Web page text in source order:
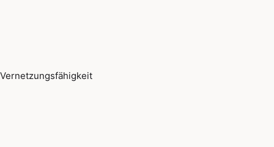
Vernetzungsfähigkeit